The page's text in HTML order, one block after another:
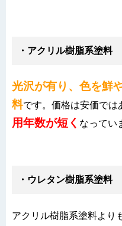
・アクリル樹脂系塗料
光沢が有り、色を鮮
料です。価格は安価では
用年数が短く なってい
・ウレタン樹脂系塗料
アクリル樹脂系塗料より